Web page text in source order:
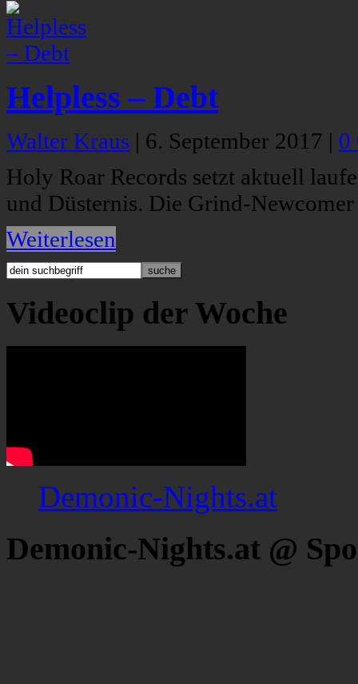
Helpless – Debt
Walter Kraus | 6. September 2017 | 0
Holy Roar Records setzt aktuell
und Düsternis. Die Grind-
Weiterlesen
Videoclip der Woche
Demonic-Nights.at
Demonic-Nights.at @